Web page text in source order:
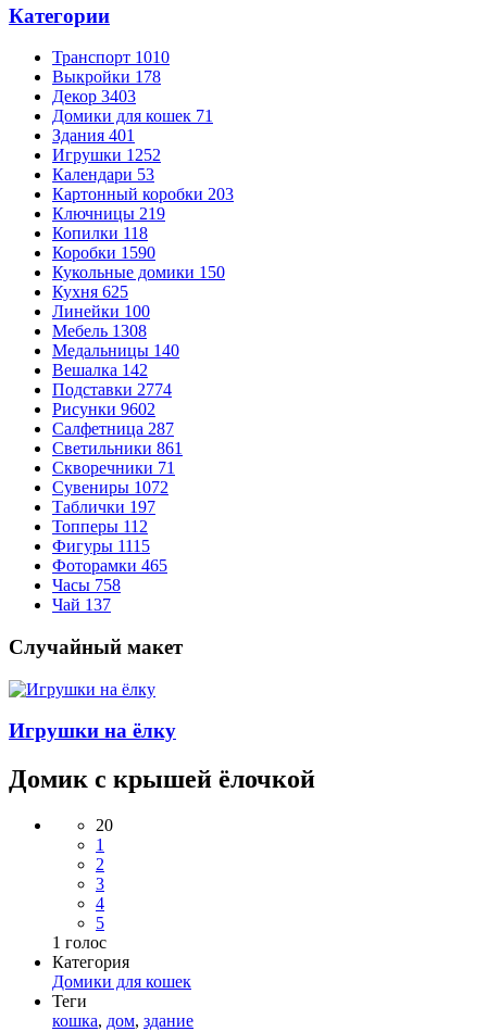
Категории
Транспорт 1010
Выкройки 178
Декор 3403
Домики для кошек 71
Здания 401
Игрушки 1252
Календари 53
Картонный коробки 203
Ключницы 219
Копилки 118
Коробки 1590
Кукольные домики 150
Кухня 625
Линейки 100
Мебель 1308
Медальницы 140
Вешалка 142
Подставки 2774
Рисунки 9602
Салфетница 287
Светильники 861
Скворечники 71
Сувениры 1072
Таблички 197
Топперы 112
Фигуры 1115
Фоторамки 465
Часы 758
Чай 137
Случайный макет
Игрушки на ёлку
Домик с крышей ёлочкой
20
1
2
3
4
5
1 голос
Категория
Домики для кошек
Теги
кошка, дом, здание